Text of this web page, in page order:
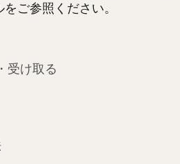
ご参照ください。
受け取る